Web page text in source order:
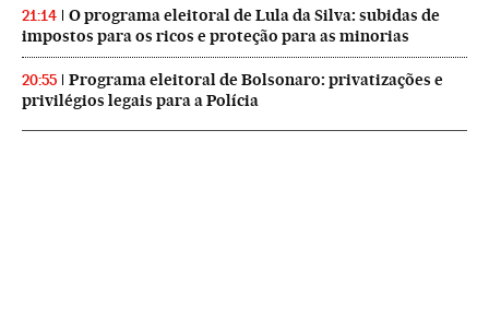
21:14
O programa eleitoral de Lula da Silva: subidas de
impostos para os ricos e proteção para as minorias
20:55
Programa eleitoral de Bolsonaro: privatizações e
privilégios legais para a Polícia